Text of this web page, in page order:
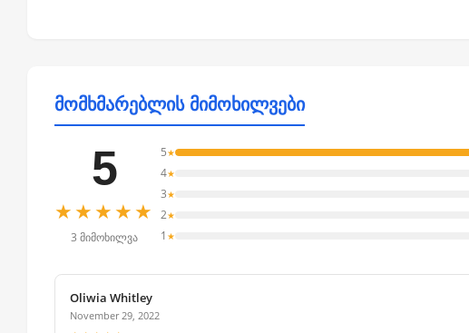
მომხმარებლის მიმოხილვები
5
★★★★★
3 მიმოხილვა
5★
4★
3★
2★
1 ★
Oliwia Whitley
November 29, 2022